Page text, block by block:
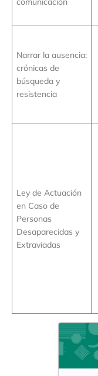
Narrar la ausencia:
crónicas de
búsqueda y
resistencia
Ley de Actuación
en Caso de
Personas
Desaparecidas y
Extraviadas